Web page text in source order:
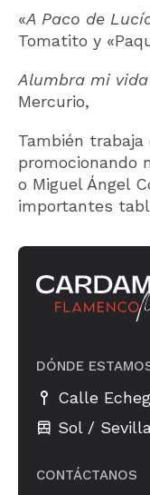
«A Paco de
Tomatito y
Alumbra mi vida
Mercurio,
También
promocionando
o Miguel Ángel
importantes
DÓNDE
Calle
Sol /
CONTÁCTANOS